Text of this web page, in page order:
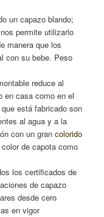
un capazo blando;
permite utilizarlo
manera que los
con su bebe. Peso
reduce al
en casa como en el
está fabricado son
al agua y a la
con un gran colorido
de capota como
los certificados de
de capazo
desde cero
en vigor